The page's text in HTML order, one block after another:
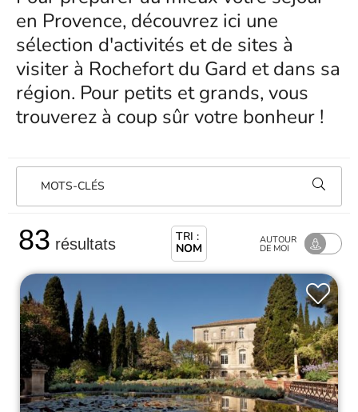
en Provence, découvrez ici une
sélection d'activités et de sites à
visiter à Rochefort du Gard et dans sa
région. Pour petits et grands, vous
trouverez à coup sûr votre bonheur !
MOTS-CLÉS
83 résultats TRI :
NOM
AUTOUR
DE MOI